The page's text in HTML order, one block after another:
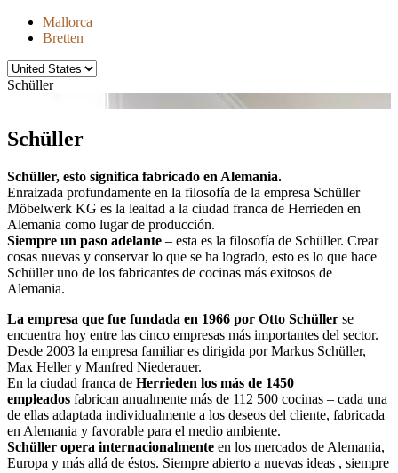
Mallorca
Bretten
Schüller
Schüller
Schüller, esto significa fabricado en Alemania.
Enraizada profundamente en la filosofía de la empresa Schüller
Möbelwerk KG es la lealtad a la ciudad franca de Herrieden en
Alemania como lugar de producción.
Siempre un paso adelante – esta es la filosofía de Schüller. Crear
cosas nuevas y conservar lo que se ha logrado, esto es lo que hace
Schüller uno de los fabricantes de cocinas más exitosos de
Alemania.
La empresa que fue fundada en 1966 por Otto Schüller se
encuentra hoy entre las cinco empresas más importantes del sector.
Desde 2003 la empresa familiar es dirigida por Markus Schüller,
Max Heller y Manfred Niederauer.
En la ciudad franca de Herrieden los más de 1450
empleados fabrican anualmente más de 112 500 cocinas – cada una
de ellas adaptada individualmente a los deseos del cliente, fabricada
en Alemania y favorable para el medio ambiente.
Schüller opera internacionalmente en los mercados de Alemania,
Europa y más allá de éstos. Siempre abierto a nuevas ideas , siempre